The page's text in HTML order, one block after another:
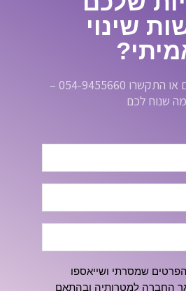
שינוי
השאירו כאן פרטים או התקשרו 054-9455660 –
מה שנוח לכם
שמסרתי ושייאספו
החברה למטרותיה ובהתאם